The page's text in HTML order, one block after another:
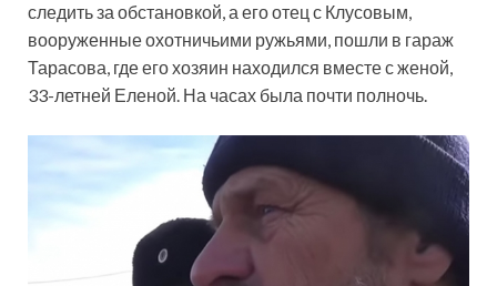
следить за обстановкой, а его отец с Клусовым,
вооруженные охотничьими ружьями, пошли в гараж
Тарасова, где его хозяин находился вместе с женой,
33-летней Еленой. На часах была почти полночь.